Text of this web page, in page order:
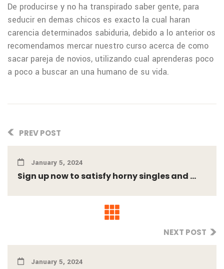
De producirse y no ha transpirado saber gente, para
seducir en demas chicos es exacto la cual haran
carencia determinados sabiduria, debido a lo anterior os
recomendamos mercar nuestro curso acerca de como
sacar pareja de novios, utilizando cual aprenderas poco
a poco a buscar an una humano de su vida.
PREV POST
January 5, 2024
Sign up now to satisfy horny singles and ...
NEXT POST
January 5, 2024